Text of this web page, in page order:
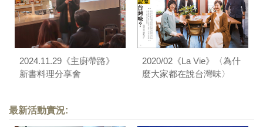
2024.11.29《主廚帶路》
新書料理分享會
2020/02《La Vie》〈為什
麼大家都在說台灣味〉
最新活動實況: